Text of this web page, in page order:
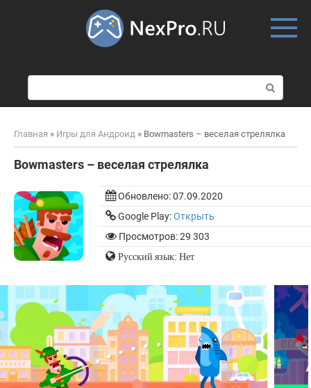
о
и
к
Главная » Игры для Андроид » Bowmasters – веселая стрелялка
Bowmasters – веселая стрелялка
Обновлено:07.09.2020
Google Play:Открыть
Просмотров: 29 303
Русский язык: Нет